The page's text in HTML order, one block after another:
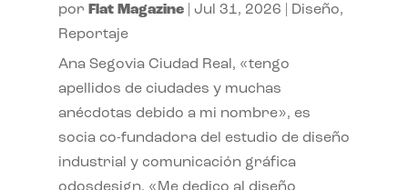
por Flat Magazine| Jul 31, 2026 Diseño,
Reportaje
Ana Segovia Ciudad Real, «tengo
apellidos de ciudades y muchas
anécdotas debido a mi nombre», es
socia co-fundadora del estudio de diseño
industrial y comunicación gráfica